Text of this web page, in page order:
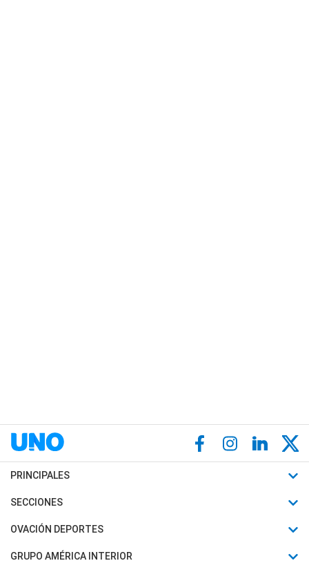
PRINCIPALES
Últimas Noticias
Política
SECCIONES
Horóscopo
Motores
OVACIÓN DEPORTES
Fútbol
GRUPO AMÉRICA INTERIOR